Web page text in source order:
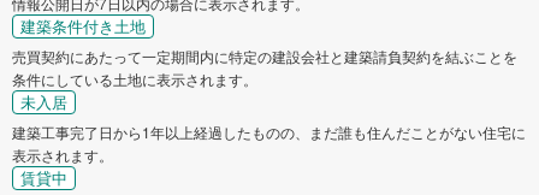
建築条件付き土地
売買契約にあたって一定期間内に特定の建設会社と建築請負契約を結ぶことを
条件にしている土地に表示されます。
未入居
建築工事完了日から1年以上経過したものの、まだ誰も住んだことがない住宅に
表示されます。
賃貸中